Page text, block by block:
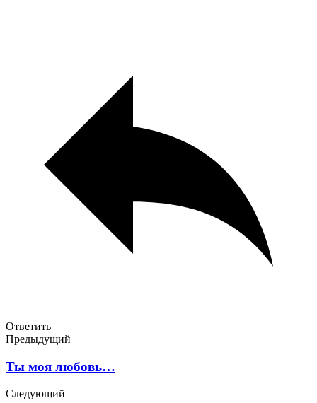
Ответить
Предыдущий
Ты моя любовь…
Следующий